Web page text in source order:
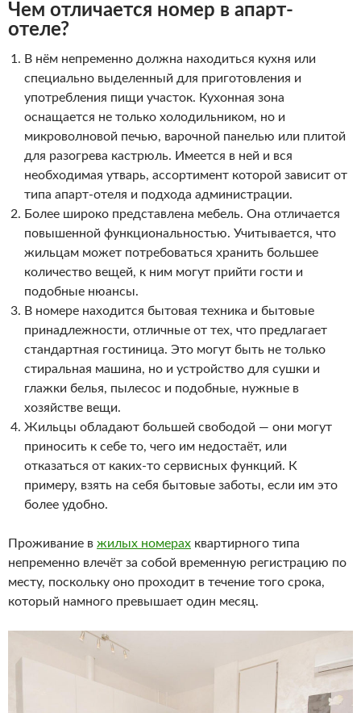
Чем отличается номер в апарт-
отеле?
В нём непременно должна находиться кухня или
специально выделенный для приготовления и
употребления пищи участок. Кухонная зона
оснащается не только холодильником, но и
микроволновой печью, варочной панелью или плитой
для разогрева кастрюль. Имеется в ней и вся
необходимая утварь, ассортимент которой зависит от
типа апарт-отеля и подхода администрации.
Более широко представлена мебель. Она отличается
повышенной функциональностью. Учитывается, что
жильцам может потребоваться хранить большее
количество вещей, к ним могут прийти гости и
подобные нюансы.
В номере находится бытовая техника и бытовые
принадлежности, отличные от тех, что предлагает
стандартная гостиница. Это могут быть не только
стиральная машина, но и устройство для сушки и
глажки белья, пылесос и подобные, нужные в
хозяйстве вещи.
Жильцы обладают большей свободой — они могут
приносить к себе то, чего им недостаёт, или
отказаться от каких-то сервисных функций. К
примеру, взять на себя бытовые заботы, если им это
более удобно.
Проживание в жилых номерах квартирного типа
непременно влечёт за собой временную регистрацию по
месту, поскольку оно проходит в течение того срока,
который намного превышает один месяц.